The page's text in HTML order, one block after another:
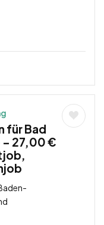
für Bad
27,00 €